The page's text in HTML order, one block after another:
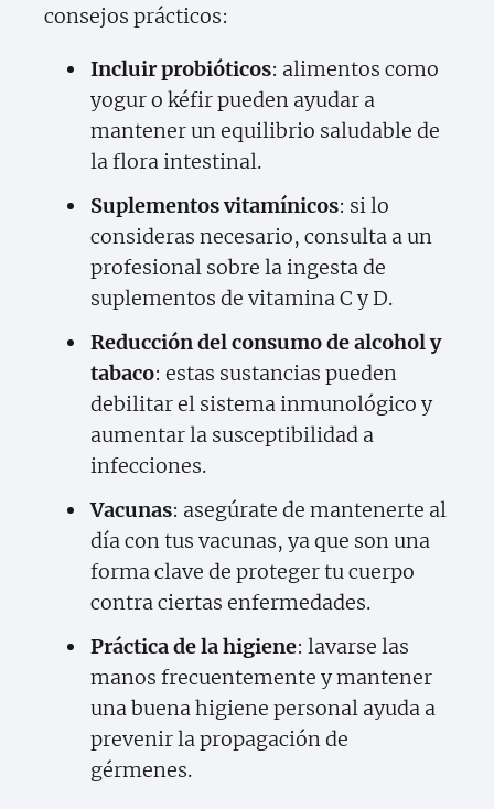
consejos prácticos:
Incluir probióticos: alimentos como
yogur o kéfir pueden ayudar a
mantener un equilibrio saludable de
la flora intestinal.
Suplementos vitamínicos: si lo
consideras necesario, consulta a un
profesional sobre la ingesta de
suplementos de vitamina C y D.
Reducción del consumo de alcohol y
tabaco: estas sustancias pueden
debilitar el sistema inmunológico y
aumentar la susceptibilidad a
infecciones.
Vacunas: asegúrate de mantenerte al
día con tus vacunas, ya que son una
forma clave de proteger tu cuerpo
contra ciertas enfermedades.
Práctica de la higiene: lavarse las
manos frecuentemente y mantener
una buena higiene personal ayuda a
prevenir la propagación de
gérmenes.